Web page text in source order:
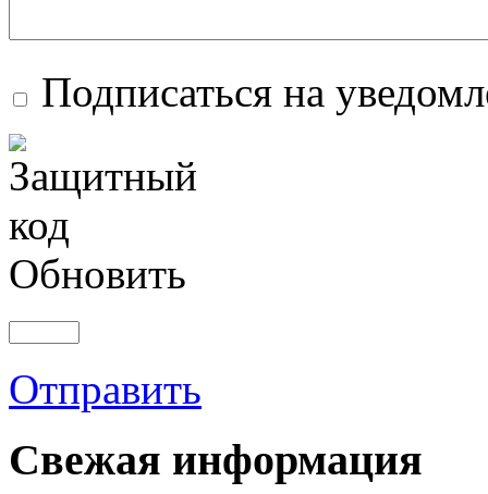
Подписаться на
Обновить
Отправить
Свежая информация